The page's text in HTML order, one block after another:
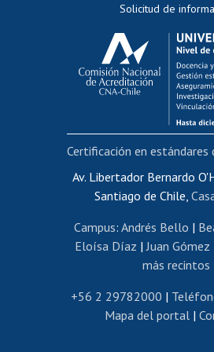
Evaluación
Calificación
Postulación al
Funcionarias/
Cursos internos de
Bienestar del
Portal de movilidad
Certificado de
Certificado de renta
Editar páginas
Extranjeras/os
Revalidación y
Postulación al Programa de
Solicitud de
Av. Libertador Bernardo
Santiago de Chile,
Campus: Andrés Bello |
Eloísa Díaz | Juan
más recintos
+56 2 29782000 |
Mapa del portal|
Certificación en estándares